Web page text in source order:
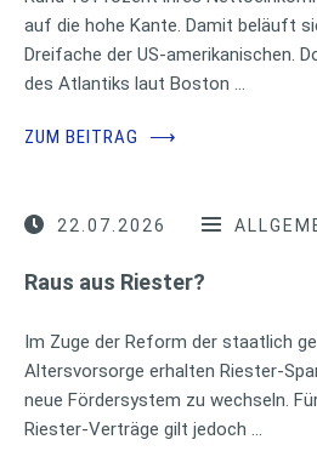
auf die hohe Kante. Damit beläuft
Dreifache der US-amerikanischen.
des Atlantiks laut Boston …
ZUM BEITRAG ⟶
22.07.2026
Raus aus Riester?
Im Zuge der Reform der staatlich
Altersvorsorge erhalten Riester-
neue Fördersystem zu wechseln.
Riester-Verträge gilt jedoch …